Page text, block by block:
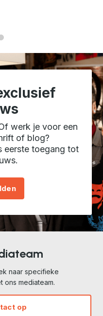
werk je voor een
of blog?
eerste toegang tot
naar specifieke
ons mediateam.
op